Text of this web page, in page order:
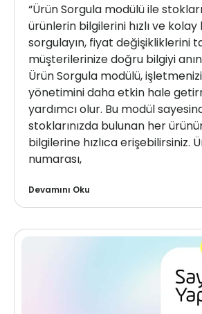
“Ürün Sorgula modülü ile
ürünlerin bilgilerini hızlı ve
sorgulayın, fiyat değişikliklerini
müşterilerinize doğru bilgiyi
Ürün Sorgula modülü,
yönetimini daha etkin hale
yardımcı olur. Bu modül
stoklarınızda bulunan her
bilgilerine hızlıca erişebilirsiniz.
numarası,
Devamını Oku